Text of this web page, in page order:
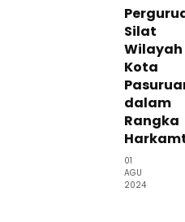
Silat
Wilayah
Kota
dalam
Rangka
01
AGU
2024